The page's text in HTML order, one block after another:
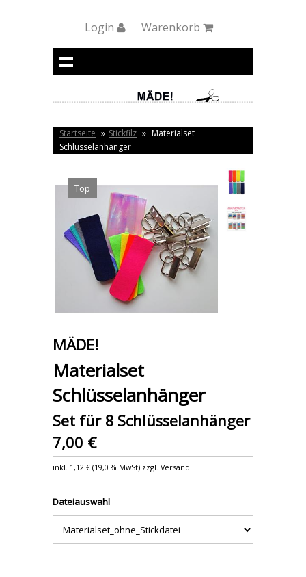
Login Warenkorb
Startseite » Stickfilz » Materialset
Schlüsselanhänger
Top
MÄDE!
Materialset
Schlüsselanhänger
Set für 8 Schlüsselanhänger
7,00 €
inkl. 1,12 € (19,0 % MwSt) zzgl. Versand
Dateiauswahl